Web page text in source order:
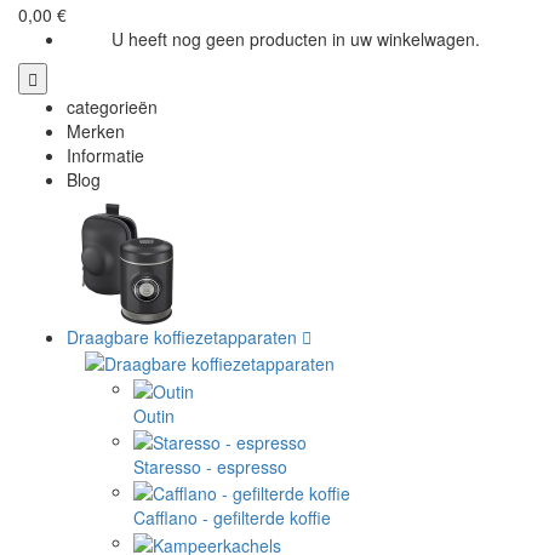
0,00 €
U heeft nog geen producten in uw winkelwagen.
categorieën
Merken
Informatie
Blog
Draagbare koffiezetapparaten
Outin
Staresso - espresso
Cafflano - gefilterde koffie